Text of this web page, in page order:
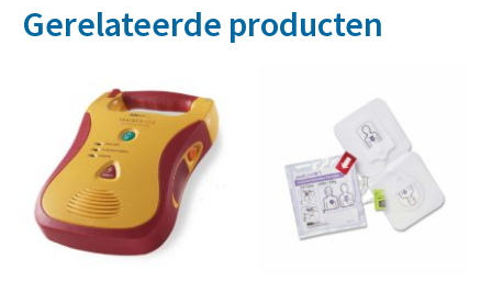
Gerelateerde producten